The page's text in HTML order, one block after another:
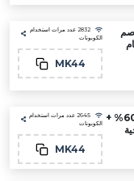
2832 عدد مرات استخدام
MK44
2645 عدد مرات استخدام
MK44